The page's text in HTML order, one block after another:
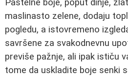
Pastelne boje, poput dinje,
maslinasto zelene, dodaju
pogledu, a istovremeno
savršene za svakodnevnu
previše pažnje, ali ipak ističu
tome da uskladite boje senki